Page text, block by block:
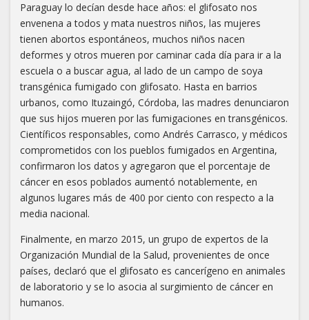
Paraguay lo decían desde hace años: el glifosato nos
envenena a todos y mata nuestros niños, las mujeres
tienen abortos espontáneos, muchos niños nacen
deformes y otros mueren por caminar cada día para ir a la
escuela o a buscar agua, al lado de un campo de soya
transgénica fumigado con glifosato. Hasta en barrios
urbanos, como Ituzaingó, Córdoba, las madres denunciaron
que sus hijos mueren por las fumigaciones en transgénicos.
Científicos responsables, como Andrés Carrasco, y médicos
comprometidos con los pueblos fumigados en Argentina,
confirmaron los datos y agregaron que el porcentaje de
cáncer en esos poblados aumentó notablemente, en
algunos lugares más de 400 por ciento con respecto a la
media nacional.
Finalmente, en marzo 2015, un grupo de expertos de la
Organización Mundial de la Salud, provenientes de once
países, declaró que el glifosato es cancerígeno en animales
de laboratorio y se lo asocia al surgimiento de cáncer en
humanos.